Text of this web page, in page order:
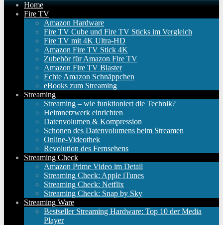
Home
Fire TV
Amazon Hardware
Fire TV Cube und Fire TV Sticks im Vergleich
Fire TV mit 4K Ultra-HD
Amazon Fire TV Stick 4K
Zubehör für Amazon Fire TV
Amazon Fire TV Blaster
Echte Amazon Schnäppchen
eBooks zum Streaming
Streaming
Streaming – wie funktioniert die Technik?
Heimnetzwerk einrichten
Datenvolumen & Kompression
Schonen des Datenvolumens beim Streamen
Online-Videothek
Revolution des Fernsehens
Streaming Check
Amazon Prime Video im Detail
Streaming Check: Apple iTunes
Streaming Check: Netflix
Streaming Check: Snap by Sky
Streaming Ware
Bestseller Streaming Hardware: Top 10 der Media
Player